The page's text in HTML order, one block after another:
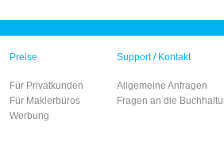
Preise
Für Privatkunden
Für Maklerbüros
Werbung
Support / Kontakt
Allgemeine Anfragen
Fragen an die